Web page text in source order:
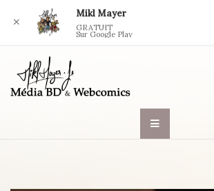
✕
Mikl Mayer
GRATUIT
Sur Google Play